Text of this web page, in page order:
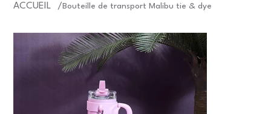
ACCUEIL /Bouteille de transport Malibu tie & dye